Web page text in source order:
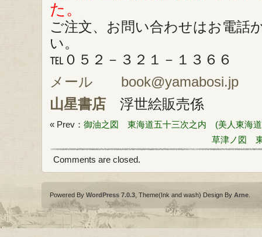
た。
ご注文、お問い合わせはお電話
い。
℡０５２－３２１－１３６６
メール book@yamabosi.jp
山星書店 浮世絵販売係
« Prev： 御油之図 東海道五十三次之内 (美人東海
草津ノ図
Comments are closed.
Powered By WordPress 7.0.3 , Theme(Ink and wash) Design By Arne